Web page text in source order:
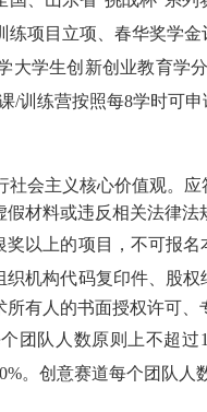
练项目立项、春华奖学
大学生创新创业教育学
/训练营按照每8学时可
社会主义核心价值观。
材料或违反相关法律
奖以上的项目，不可报
机构代码复印件、股
有人的书面授权许可、
团队人数原则上不超过
。创意赛道每个团队